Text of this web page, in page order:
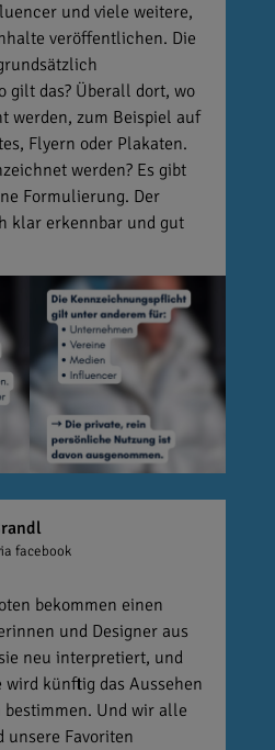
und viele weitere,
veröffentlichen. Die
gilt das? Überall dort, wo
werden, zum Beispiel auf
Flyern oder Plakaten.
werden? Es gibt
Formulierung. Der
klar erkennbar und gut
facebook
bekommen einen
und Designer aus
neu interpretiert, und
künftig das Aussehen
Und wir alle
unsere Favoriten